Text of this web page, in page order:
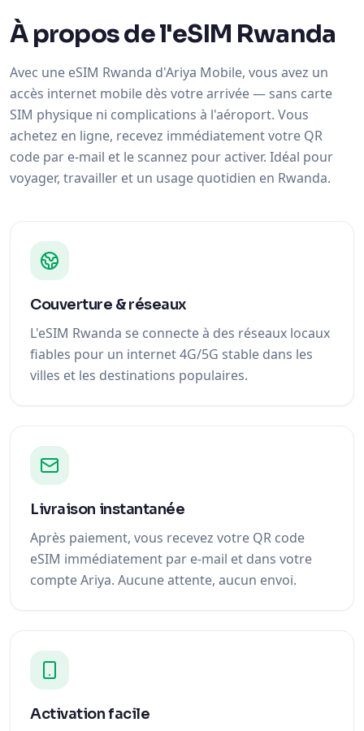
À propos de l'eSIM Rwanda
Avec une eSIM Rwanda d'Ariya Mobile, vous avez un
accès internet mobile dès votre arrivée — sans carte
SIM physique ni complications à l'aéroport. Vous
achetez en ligne, recevez immédiatement votre QR
code par e-mail et le scannez pour activer. Idéal pour
voyager, travailler et un usage quotidien en Rwanda.
Couverture & réseaux
L'eSIM Rwanda se connecte à des réseaux locaux
fiables pour un internet 4G/5G stable dans les
villes et les destinations populaires.
Livraison instantanée
Après paiement, vous recevez votre QR code
eSIM immédiatement par e-mail et dans votre
compte Ariya. Aucune attente, aucun envoi.
Activation facile